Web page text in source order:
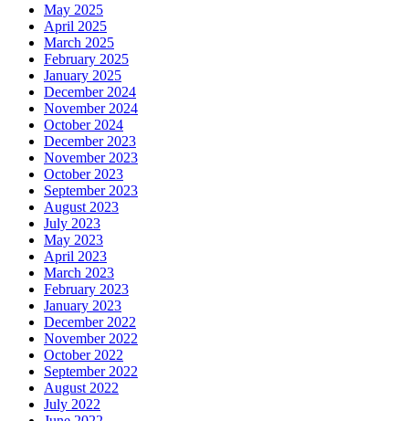
May 2025
April 2025
March 2025
February 2025
January 2025
December 2024
November 2024
October 2024
December 2023
November 2023
October 2023
September 2023
August 2023
July 2023
May 2023
April 2023
March 2023
February 2023
January 2023
December 2022
November 2022
October 2022
September 2022
August 2022
July 2022